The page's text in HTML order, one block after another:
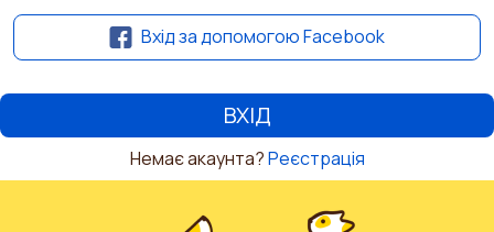
Вхід за допомогою Facebook
Немає акаунта?Реєстрація